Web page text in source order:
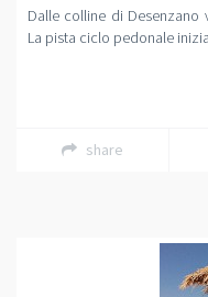
Dalle colline di Desenzano
La pista ciclo pedonale
share